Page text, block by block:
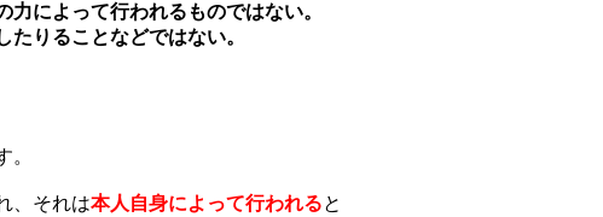
によって行われるものではない。
りることなどではない。
。
、それは本人自身によって行われると